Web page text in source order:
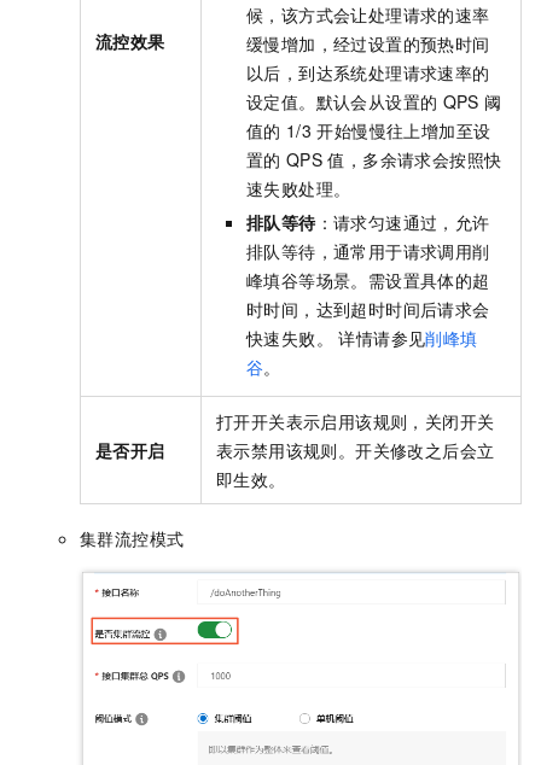
流控效果
候，该方式会让处理请求的速率
缓慢增加，经过设置的预热时间
以后，到达系统处理请求速率的
设定值。默认会从设置的 QPS 阈
值的 1/3 开始慢慢往上增加至设
置的 QPS 值，多余请求会按照快
速失败处理。
排队等待：请求匀速通过，允许
排队等待，通常用于请求调用削
峰填谷等场景。需设置具体的超
时时间，达到超时时间后请求会
快速失败。 详情请参见削峰填
谷。
是否开启
打开开关表示启用该规则，关闭开关
表示禁用该规则。开关修改之后会立
即生效。
集群流控模式